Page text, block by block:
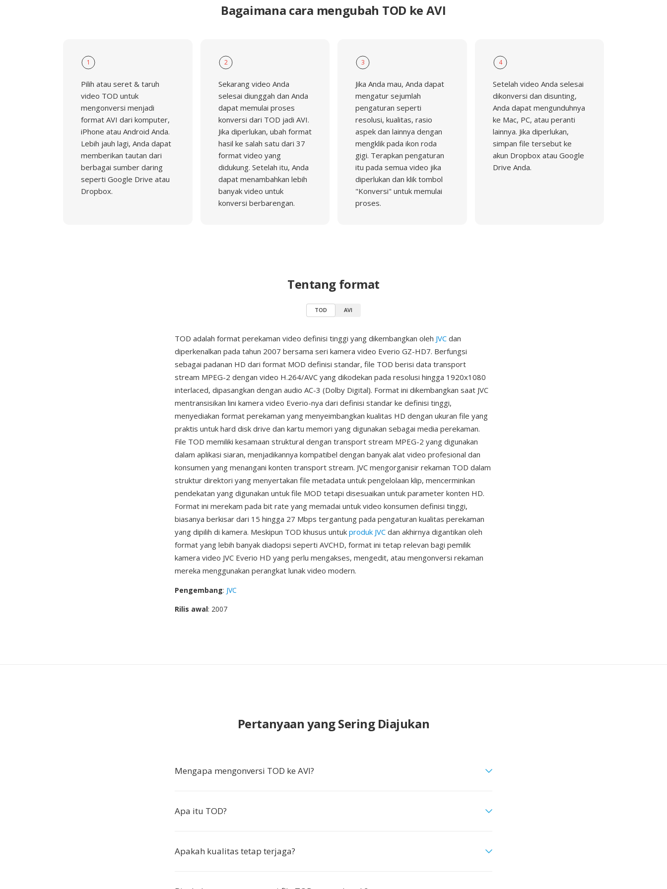
Bagaimana cara mengubah TOD ke AVI
1
Pilih atau seret & taruh
video TOD untuk
mengonversi menjadi
format AVI dari komputer,
iPhone atau Android Anda.
Lebih jauh lagi, Anda dapat
memberikan tautan dari
berbagai sumber daring
seperti Google Drive atau
Dropbox.
2
Sekarang video Anda
selesai diunggah dan Anda
dapat memulai proses
konversi dari TOD jadi AVI.
Jika diperlukan, ubah format
hasil ke salah satu dari 37
format video yang
didukung. Setelah itu, Anda
dapat menambahkan lebih
banyak video untuk
konversi berbarengan.
3
Jika Anda mau, Anda dapat
mengatur sejumlah
pengaturan seperti
resolusi, kualitas, rasio
aspek dan lainnya dengan
mengklik pada ikon roda
gigi. Terapkan pengaturan
itu pada semua video jika
diperlukan dan klik tombol
"Konversi" untuk memulai
proses.
4
Setelah video Anda selesai
dikonversi dan disunting,
Anda dapat mengunduhnya
ke Mac, PC, atau peranti
lainnya. Jika diperlukan,
simpan file tersebut ke
akun Dropbox atau Google
Drive Anda.
Tentang format
TOD AVI
TOD adalah format perekaman video definisi tinggi yang dikembangkan oleh JVC dan
diperkenalkan pada tahun 2007 bersama seri kamera video Everio GZ-HD7. Berfungsi
sebagai padanan HD dari format MOD definisi standar, file TOD berisi data transport
stream MPEG-2 dengan video H.264/AVC yang dikodekan pada resolusi hingga 1920x1080
interlaced, dipasangkan dengan audio AC-3 (Dolby Digital). Format ini dikembangkan saat JVC
mentransisikan lini kamera video Everio-nya dari definisi standar ke definisi tinggi,
menyediakan format perekaman yang menyeimbangkan kualitas HD dengan ukuran file yang
praktis untuk hard disk drive dan kartu memori yang digunakan sebagai media perekaman.
File TOD memiliki kesamaan struktural dengan transport stream MPEG-2 yang digunakan
dalam aplikasi siaran, menjadikannya kompatibel dengan banyak alat video profesional dan
konsumen yang menangani konten transport stream. JVC mengorganisir rekaman TOD dalam
struktur direktori yang menyertakan file metadata untuk pengelolaan klip, mencerminkan
pendekatan yang digunakan untuk file MOD tetapi disesuaikan untuk parameter konten HD.
Format ini merekam pada bit rate yang memadai untuk video konsumen definisi tinggi,
biasanya berkisar dari 15 hingga 27 Mbps tergantung pada pengaturan kualitas perekaman
yang dipilih di kamera. Meskipun TOD khusus untuk produk JVC dan akhirnya digantikan oleh
format yang lebih banyak diadopsi seperti AVCHD, format ini tetap relevan bagi pemilik
kamera video JVC Everio HD yang perlu mengakses, mengedit, atau mengonversi rekaman
mereka menggunakan perangkat lunak video modern.
Pengembang: JVC
Rilis awal: 2007
Pertanyaan yang Sering Diajukan
Mengapa mengonversi TOD ke AVI?
Apa itu TOD?
Apakah kualitas tetap terjaga?